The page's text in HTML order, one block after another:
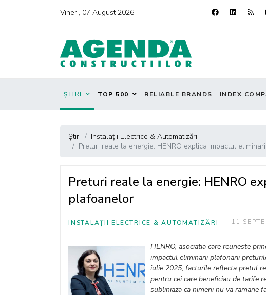
Vineri, 07 August 2026
ȘTIRI TOP 500 RELIABLE BRANDS INDEX
Știri
Instalații Electrice & Automatizări
Preturi reale la energie: HENRO explica impactul
Preturi reale la energie: HENRO
plafoanelor
INSTALAȚII ELECTRICE & AUTOMATIZĂRI 11
HENRO, asociatia care reuneste
impactul eliminarii plafonarii
iulie 2025, facturile reflecta pretul
pentru cei care beneficiau de tarife
subliniaza ca nimeni nu va ramane